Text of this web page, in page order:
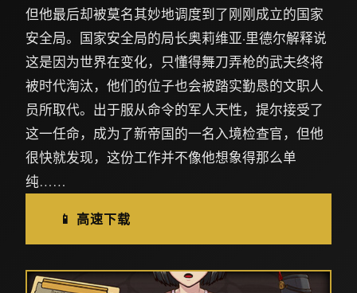
但他最后却被莫名其妙地调度到了刚刚成立的国家
安全局。国家安全局的局长奥莉维亚·里德尔解释说
这是因为世界在变化，只懂得舞刀弄枪的武夫终将
被时代淘汰，他们的位子也会被踏实勤恳的文职人
员所取代。出于服从命令的军人天性，提尔接受了
这一任命，成为了新帝国的一名入境检查官，但他
很快就发现，这份工作并不像他想象得那么单
纯……
📱 高速下载